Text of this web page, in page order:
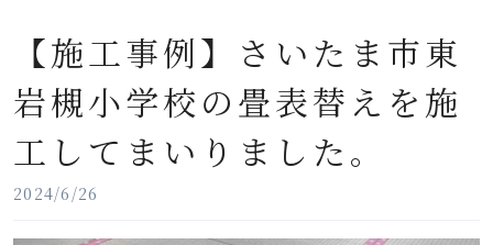
【施工事例】さいたま市東
岩槻小学校の畳表替えを施
工してまいりました。
2024/6/26